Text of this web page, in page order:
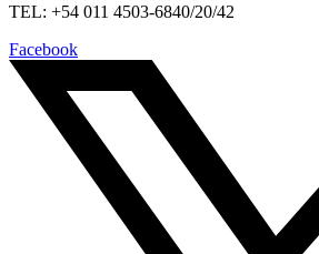
TEL: +54 011 4503-6840/20/42
Facebook